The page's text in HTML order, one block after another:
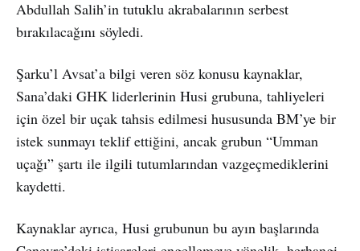
Abdullah Salih’in tutuklu akrabalarının serbest
bırakılacağını söyledi.
Şarku’l Avsat’a bilgi veren söz konusu kaynaklar,
Sana’daki GHK liderlerinin Husi grubuna, tahliyeleri
için özel bir uçak tahsis edilmesi hususunda BM’ye bir
istek sunmayı teklif ettiğini, ancak grubun “Umman
uçağı” şartı ile ilgili tutumlarından vazgeçmediklerini
kaydetti.
Kaynaklar ayrıca, Husi grubunun bu ayın başlarında